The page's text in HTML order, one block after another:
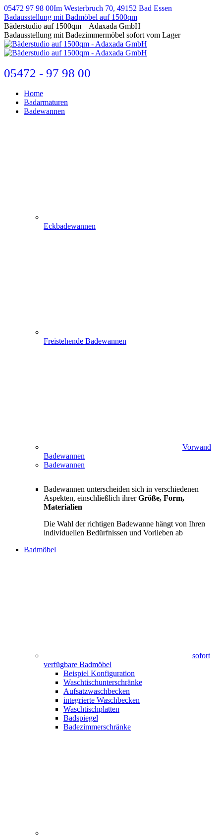
Zum
Inhalt
springen
05472 97 98 00Im Westerbruch 70, 49152 Bad Essen
Badausstellung mit Badmöbel auf 1500qm
E-
Mail
page
opens
new
window
Bäderstudio auf 1500qm – Adaxada GmbH
Badausstellung mit Badezimmermöbel sofort vom Lager
05472 - 97 98 00
Home
Badarmaturen
Badewannen
Eckbadewannen
Freistehende Badewannen
Vorwand
Badewannen
Badewannen
Badewannen unterscheiden sich in verschiedenen
Aspekten, einschließlich ihrerGröße, Form,
Materialien
Die Wahl der richtigen Badewanne hängt von Ihren
individuellen Bedürfnissen und Vorlieben ab
Badmöbel
sofort
verfügbare Badmöbel
Beispiel Konfiguration
Waschtischunterschränke
Aufsatzwaschbecken
integrierte Waschbecken
Waschtischplatten
Badspiegel
Badezimmerschränke